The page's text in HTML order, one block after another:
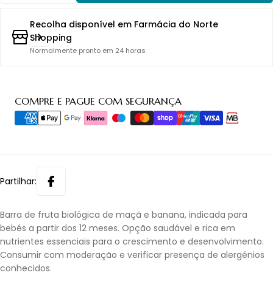
Recolha disponível em Farmácia do Norte
Shopping
Normalmente pronto em 24 horas
COMPRE E PAGUE COM SEGURANÇA
Métodos
de
pagamento
Partilhar:
Barra de fruta biológica de maçã e banana, indicada para
bebés a partir dos 12 meses. Opção saudável e rica em
nutrientes essenciais para o crescimento e desenvolvimento.
Consumir com moderação e verificar presença de alergénios
conhecidos.